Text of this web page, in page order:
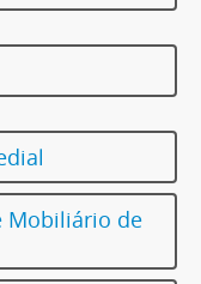
Mobiliário de